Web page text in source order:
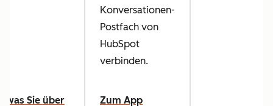
was Sie über
Konversationen-
Postfach von
HubSpot
verbinden.
Zum App